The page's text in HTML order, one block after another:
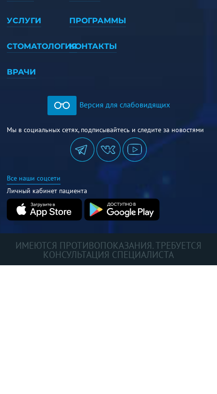
УСЛУГИ
СТОМАТОЛОГИЯ
ВРАЧИ
ПРОГРАММЫ
КОНТАКТЫ
Версия для слабовидящих
Мы в социальных сетях, подписывайтесь и следите за новостями
Все наши соцсети
Личный кабинет пациента
ИМЕЮТСЯ ПРОТИВОПОКАЗАНИЯ. ТРЕБУЕТСЯ
КОНСУЛЬТАЦИЯ СПЕЦИАЛИСТА